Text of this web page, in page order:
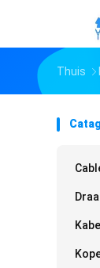
Thuis